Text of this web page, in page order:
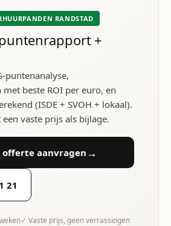
RANDSTAD
+
puntenanalyse,
beste ROI per euro, en
(ISDE + SVOH + lokaal).
vaste prijs als bijlage.
offerte aanvragen →
21
✓ Vaste prijs, geen verrassingen